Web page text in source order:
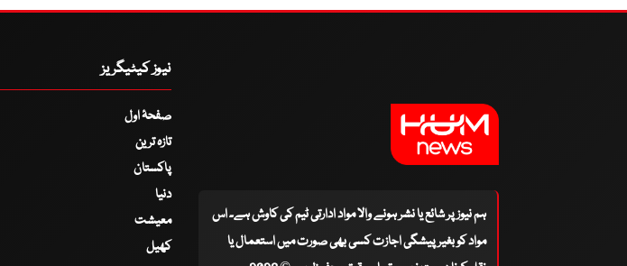
ہم نیوز پر شائع یا نشر ہونے والا مواد ادارتی ٹیم کی کاوش ہے۔ اس
مواد کو بغیر پیشگی اجازت کسی بھی صورت میں استعمال یا
نیوز کیٹیگریز
صفحۂ اول
تازہ ترین
پاکستان
دنیا
معیشت
کھیل